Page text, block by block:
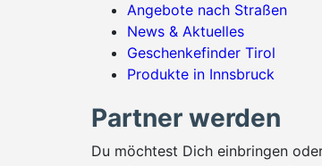
Angebote nach Straßen
News & Aktuelles
Geschenkefinder Tirol
Produkte in Innsbruck
Partner werden
Du möchtest Dich einbringen